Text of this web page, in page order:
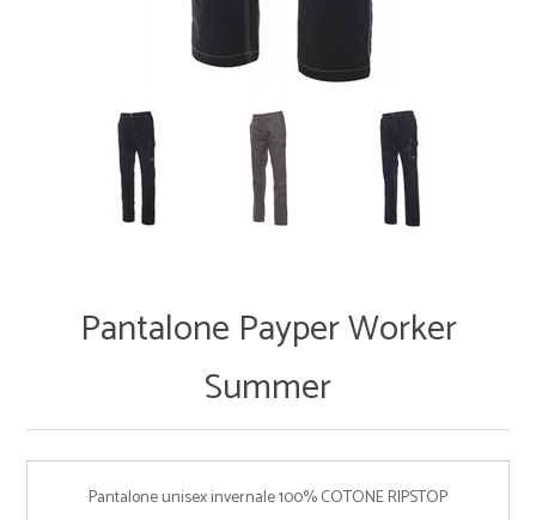
Pantalone Payper Worker
Summer
Pantalone unisex invernale 100% COTONE RIPSTOP